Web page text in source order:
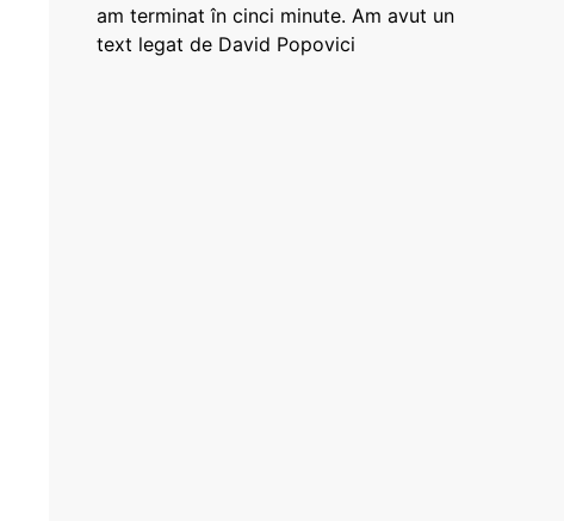
am terminat în cinci minute. Am avut un
text legat de David Popovici